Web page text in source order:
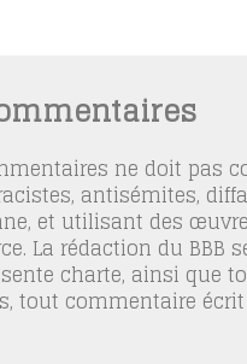
ne doit pas
antisémites,
et utilisant des
La rédaction du BBB
charte, ainsi que
tout commentaire